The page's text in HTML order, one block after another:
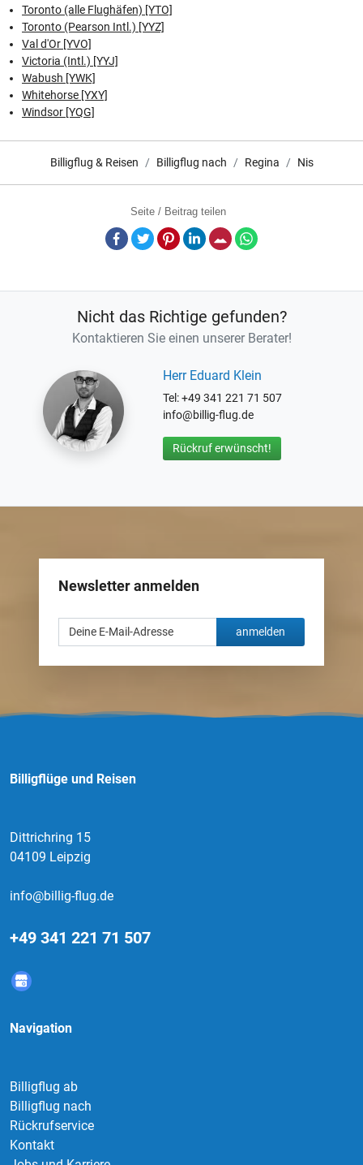
Toronto (alle Flughäfen) [YTO]
Toronto (Pearson Intl.) [YYZ]
Val d'Or [YVO]
Victoria (Intl.) [YYJ]
Wabush [YWK]
Whitehorse [YXY]
Windsor [YQG]
Billigflug & Reisen Billigflug nach Regina Nis
Seite / Beitrag teilen
Facebook
TwitterPinterestLinkedInE-Mail
Nicht das Richtige gefunden?
Kontaktieren Sie einen unserer Berater!
Herr Eduard Klein
Tel: +49 341 221 71 507
info@billig-flug.de
Rückruf erwünscht!
Newsletter anmelden
anmelden
Billigflüge und Reisen
Dittrichring 15
04109 Leipzig
info@billig-flug.de
+49 341 221 71 507
Navigation
Billigflug ab
Billigflug nach
Rückrufservice
Kontakt